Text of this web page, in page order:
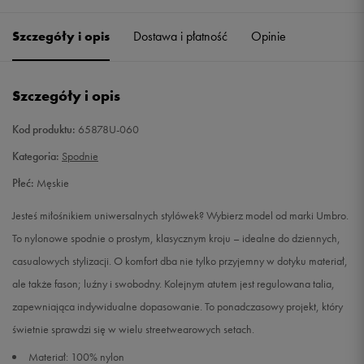
M Powiadom o dostępności
XXL Powiadom o dostępności
Szczegóły i opis Dostawa i płatność Opinie
Szczegóły i opis
Kod produktu: 65878U-060
Kategoria: Spodnie
Płeć: Męskie
Jesteś miłośnikiem uniwersalnych stylówek? Wybierz model od marki Umbro.
To nylonowe spodnie o prostym, klasycznym kroju – idealne do dziennych,
casualowych stylizacji. O komfort dba nie tylko przyjemny w dotyku materiał,
ale także fason; luźny i swobodny. Kolejnym atutem jest regulowana talia,
zapewniająca indywidualne dopasowanie. To ponadczasowy projekt, który
świetnie sprawdzi się w wielu streetwearowych setach.
Materiał: 100% nylon